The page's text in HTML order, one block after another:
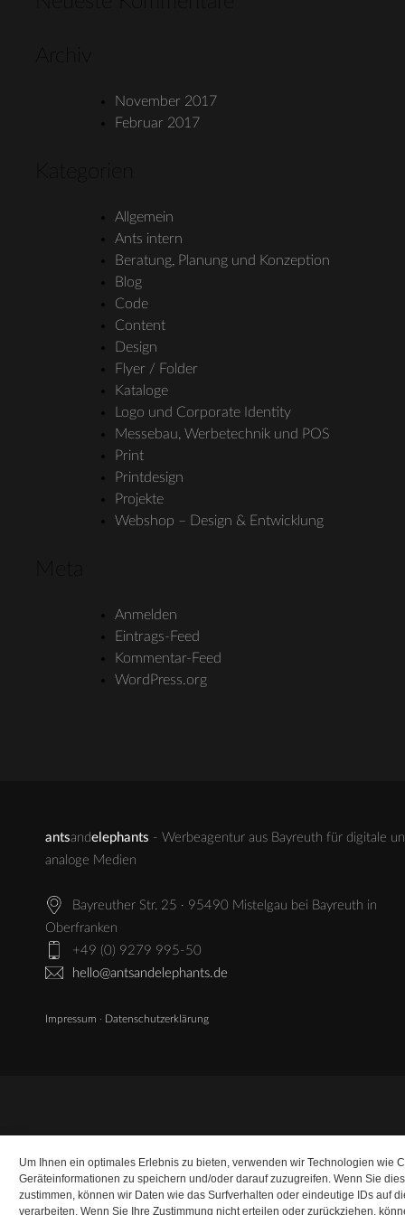
Um Ihnen ein optimales Erlebnis zu bieten, verwenden wir Technologien wie
Geräteinformationen zu speichern und/oder darauf zuzugreifen. Wenn Sie
zustimmen, können wir Daten wie das Surfverhalten oder eindeutige IDs auf
verarbeiten. Wenn Sie Ihre Zustimmung nicht erteilen oder zurückziehen,
November 2017
Februar 2017
Allgemein
Ants intern
Beratung, Planung und Konzeption
Blog
Code
Content
Design
Flyer / Folder
Kataloge
Logo und Corporate Identity
Messebau, Werbetechnik und POS
Print
Printdesign
Projekte
Webshop – Design & Entwicklung
Anmelden
Eintrags-Feed
Kommentar-Feed
WordPress.org
antsandelephants - Werbeagentur aus Bayreuth für digitale
analoge Medien
Bayreuther Str. 25 · 95490 Mistelgau bei Bayreuth in
Oberfranken
+49 (0) 9279 995-50
hello@antsandelephants.de
Impressum · Datenschutzerklärung